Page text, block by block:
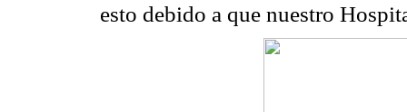
esto debido a que nuestro